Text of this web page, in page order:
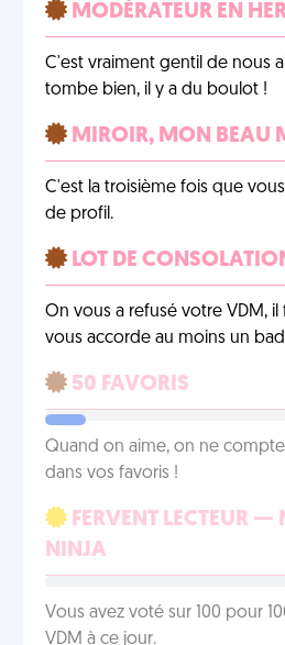
MODÉRATEUR EN
C'est vraiment gentil de nous
tombe bien, il y a du boulot !
MIROIR, MON BEAU
C'est la troisième fois que
de profil.
LOT DE
On vous a refusé votre VDM,
vous accorde au moins un
50 FAVORIS
Quand on aime, on ne compte
dans vos favoris !
FERVENT LECTEUR —
NINJA
Vous avez voté sur 100 pour
VDM à ce jour.